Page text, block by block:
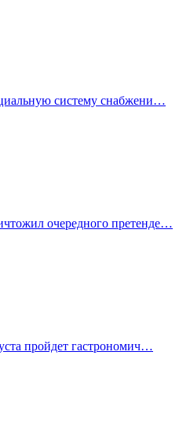
систему снабжени…
очередного претенде…
пройдет гастрономич…